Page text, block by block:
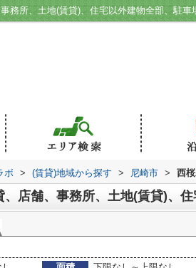
ボ > (賃貸)地域から探す > 尼崎市 > 西
、店舗、事務所、土地(賃貸)、